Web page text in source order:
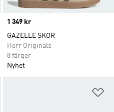
Price
1 349 kr
GAZELLE SKOR
Herr Originals
8 färger
Nyhet